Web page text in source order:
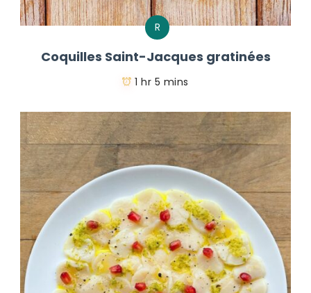
R
Coquilles Saint-Jacques gratinées
1 hr 5 mins